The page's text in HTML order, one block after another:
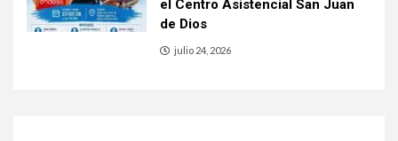
el Centro Asistencial San Juan
de Dios
julio 24, 2026